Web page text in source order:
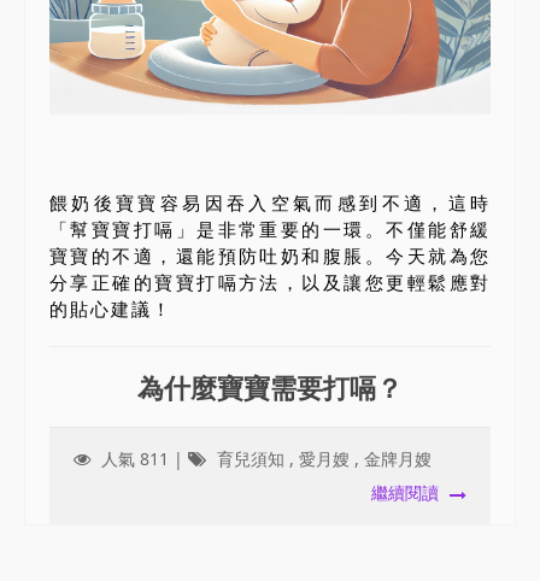
餵奶後寶寶容易因吞入空氣而感到不適，這時
「幫寶寶打嗝」是非常重要的一環。不僅能舒緩
寶寶的不適，還能預防吐奶和腹脹。今天就為您
分享正確的寶寶打嗝方法，以及讓您更輕鬆應對
的貼心建議！
為什麼寶寶需要打嗝？
人氣 811 | 育兒須知 , 愛月嫂 , 金牌月嫂
繼續閱讀